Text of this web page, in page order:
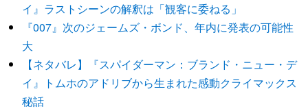
イ』ラストシーンの解釈は「観客に委ねる」
『007』次のジェームズ・ボンド、年内に発表の可能性
大
【ネタバレ】『スパイダーマン：ブランド・ニュー・デ
イ』トムホのアドリブから生まれた感動クライマックス
秘話